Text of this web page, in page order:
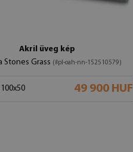
Akril üveg kép
Stones Grass (#pl-oah-nn-152510579)
49 900 HUF